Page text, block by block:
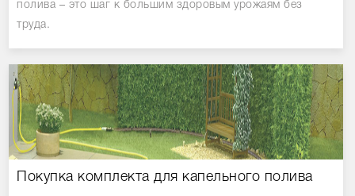
полива – это шаг к большим здоровым урожаям без
труда.
Покупка комплекта для капельного полива